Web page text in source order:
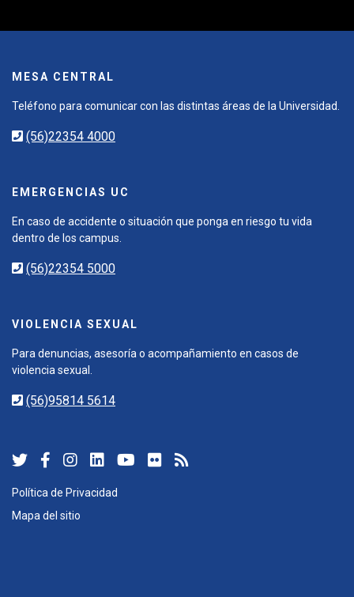
MESA CENTRAL
Teléfono para comunicar con las distintas áreas de la Universidad.
(56)22354 4000
EMERGENCIAS UC
En caso de accidente o situación que ponga en riesgo tu vida
dentro de los campus.
(56)22354 5000
VIOLENCIA SEXUAL
Para denuncias, asesoría o acompañamiento en casos de
violencia sexual.
(56)95814 5614
Política de Privacidad
Mapa del sitio